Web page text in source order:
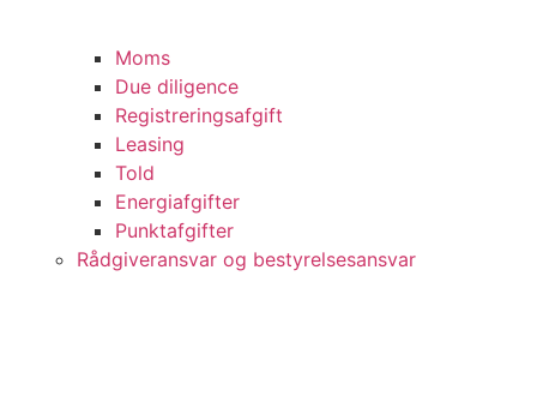
Moms
Due diligence
Registreringsafgift
Leasing
Told
Energiafgifter
Punktafgifter
Rådgiveransvar og bestyrelsesansvar